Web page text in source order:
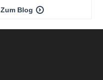
Zum Blog